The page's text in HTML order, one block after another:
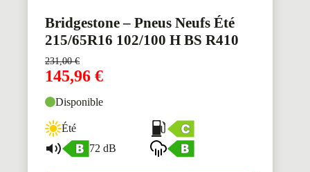
Bridgestone – Pneus Neufs Été
215/65R16 102/100 H BS R410
231,00€
145,96 €
Disponible
Été
72 dB